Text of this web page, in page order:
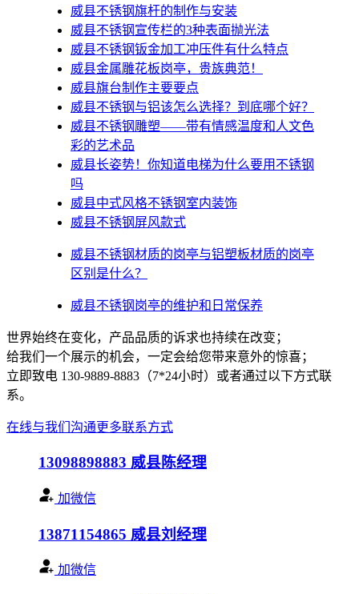
威县不锈钢旗杆的制作与安装
威县不锈钢宣传栏的3种表面抛光法
威县不锈钢钣金加工冲压件有什么特点
威县金属雕花板岗亭，贵族典范！
威县旗台制作主要要点
威县不锈钢与铝该怎么选择？到底哪个好？
威县不锈钢雕塑——带有情感温度和人文色
彩的艺术品
威县​长姿势！你知道电梯为什么要用不锈钢
吗
威县中式风格不锈钢室内装饰
威县不锈钢屏风款式
威县不锈钢材质的岗亭与铝塑板材质的岗亭
区别是什么？
威县不锈钢岗亭的维护和日常保养
世界始终在变化，产品品质的诉求也持续在改变；
给我们一个展示的机会，一定会给您带来意外的惊喜；
立即致电 130-9889-8883（7*24小时）或者通过以下方式联
系。
在线与我们沟通更多联系方式
13098898883 威县陈经理
加微信
13871154865 威县刘经理
加微信